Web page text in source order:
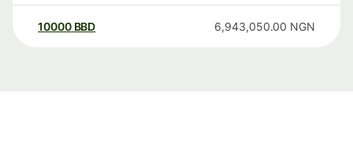
10000 BBD 6,943,050.00 NGN